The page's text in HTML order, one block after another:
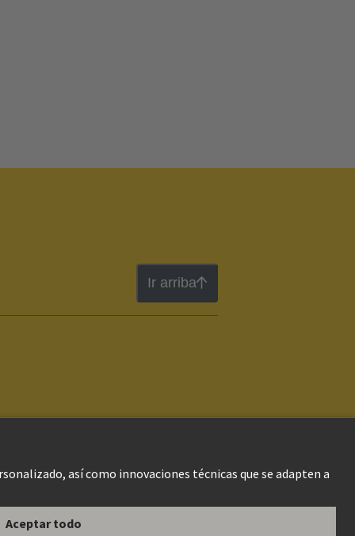
Ir arriba
WebInformación al cliente